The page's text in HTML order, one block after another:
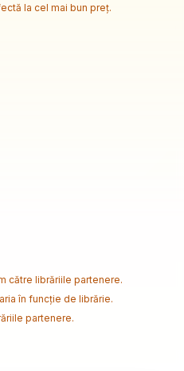
la cel mai bun preț.
către librăriile partenere.
în funcție de librărie.
partenere.